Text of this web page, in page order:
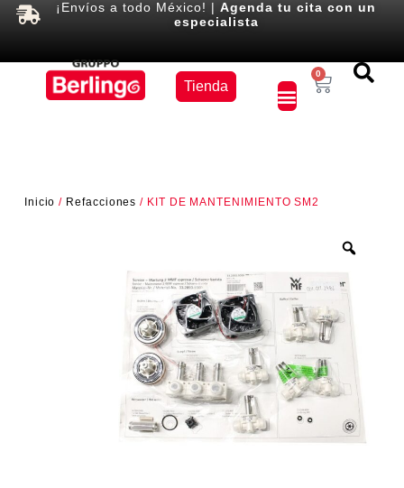
¡Envíos a todo México! |Agenda tu cita con un
especialista
Tienda
0
Inicio / Refacciones / KIT DE MANTENIMIENTO SM2